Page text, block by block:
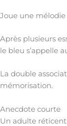
Joue une
Après plusieurs
le bleu s’appelle
La double
mémorisation.
Anecdote courte
Un adulte